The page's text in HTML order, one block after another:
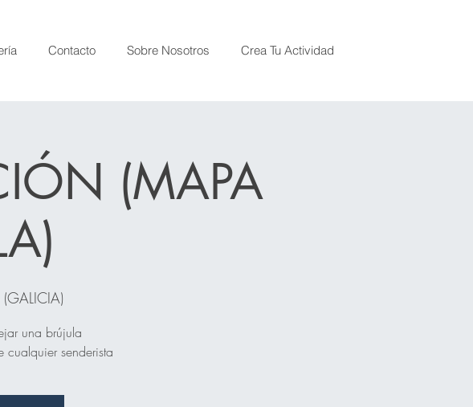
Contacto Sobre Nosotros Crea Tu Actividad
(MAPA
una brújula